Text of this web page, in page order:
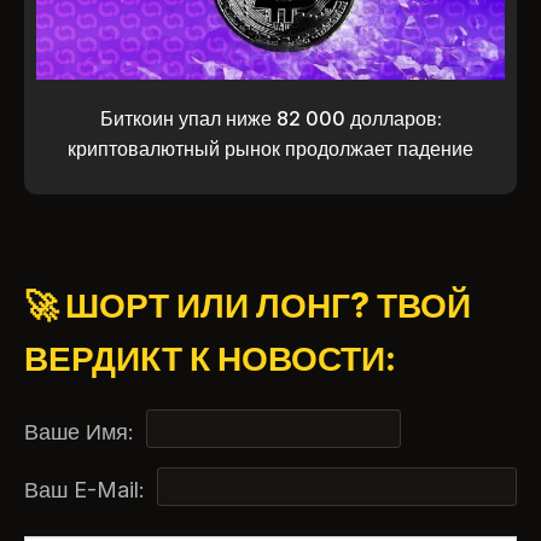
Биткоин упал ниже 82 000 долларов:
криптовалютный рынок продолжает падение
🚀 ШОРТ ИЛИ ЛОНГ? ТВОЙ
ВЕРДИКТ К НОВОСТИ:
Ваше Имя:
Ваш E-Mail: